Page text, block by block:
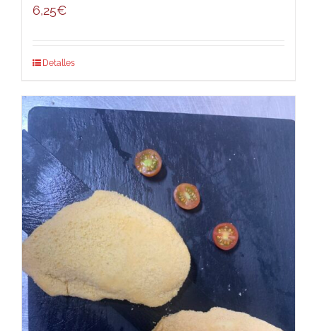
6,25€
Detalles